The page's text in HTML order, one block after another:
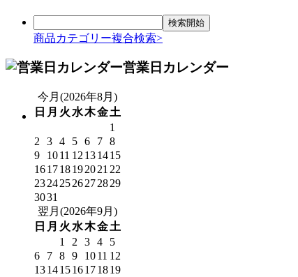
商品カテゴリー複合検索>
営業日カレンダー
今月(2026年8月)
日 月 火 水木金土
1
2
3 4 5 6 7 8
9
1011 12 131415
161718192021 22
23242526272829
3031
翌月(2026年9月)
日 月 火 水木金土
1
2 3 4
5
6
7 8 9 1011 12
13141516171819